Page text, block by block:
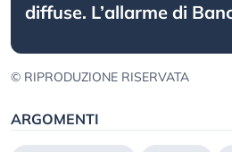
diffuse. L’allarme di
© RIPRODUZIONE RISERVATA
ARGOMENTI